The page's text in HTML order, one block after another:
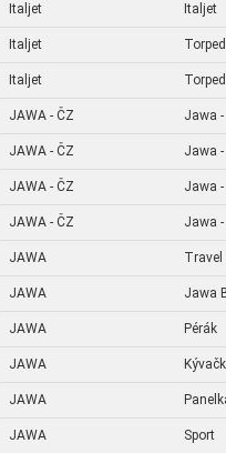
Italjet Italjet
Italjet
Italjet
JAWA - ČZ Jawa
JAWA - ČZ Jawa
JAWA - ČZ Jawa
JAWA - ČZ Jawa
JAWA Travel
JAWA Jawa
JAWA Pérák
JAWA
JAWA
JAWA Sport